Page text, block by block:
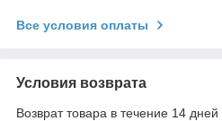
Все условия оплаты
Условия возврата
Возврат товара в течение 14